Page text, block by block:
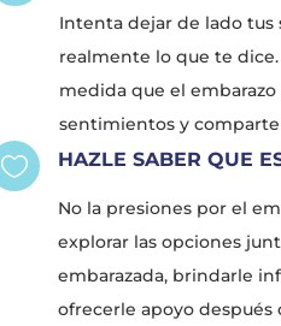
Intenta dejar de lado
realmente lo que te
medida que el embarazo
sentimientos y comparte
 HAZLE SABER QUE
No la presiones por el
explorar las opciones
embarazada, brindarle
ofrecerle apoyo después